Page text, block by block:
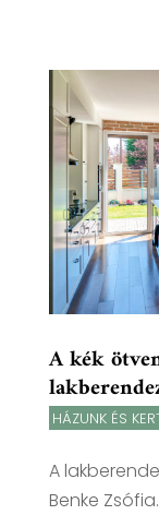
A kék
HÁZUNK ÉS
A
Benke